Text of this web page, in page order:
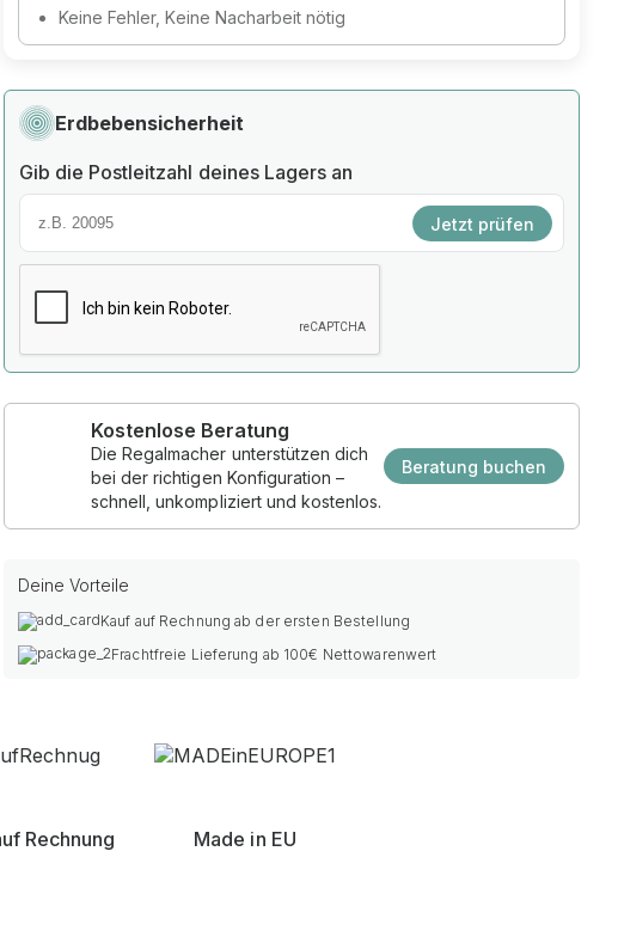
Keine Fehler, Keine Nacharbeit nötig
Erdbebensicherheit
Gib die Postleitzahl deines Lagers an
Jetzt prüfen
Kostenlose Beratung
Die Regalmacher unterstützen dich
bei der richtigen Konfiguration –
schnell, unkompliziert und kostenlos.
Beratung buchen
Deine Vorteile
Kauf auf Rechnung ab der ersten Bestellung
Frachtfreie Lieferung ab 100€ Nettowarenwert
Rechnung Made in EU